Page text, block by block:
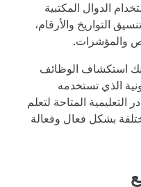
الدوال المكتبية
التواريخ والأرقام،
والمؤشرات.
استكشاف الوظائف
الذي تستخدمه
المتاحة لتعلم
بشكل فعال وفعالة